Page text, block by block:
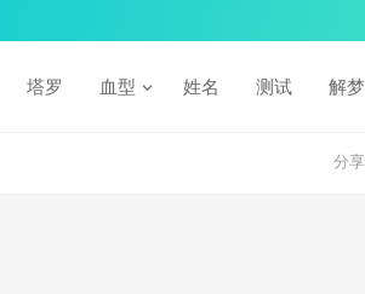
塔罗 血型 姓名 测试 解梦